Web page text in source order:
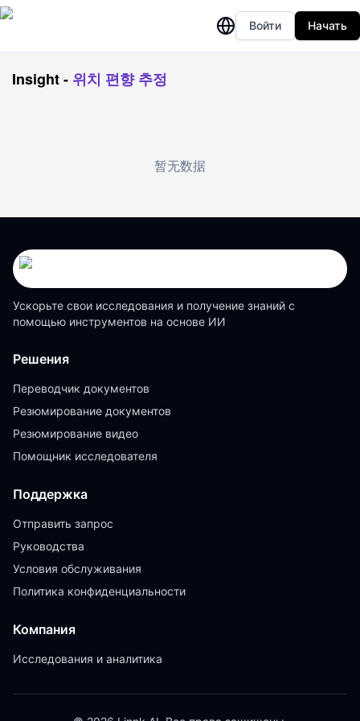
Войти Начать
Insight- 위치 편향 추정
暂无数据
Ускорьте свои исследования и получение знаний с
помощью инструментов на основе ИИ
Решения
Переводчик документов
Резюмирование документов
Резюмирование видео
Помощник исследователя
Поддержка
Отправить запрос
Руководства
Условия обслуживания
Политика конфиденциальности
Компания
Исследования и аналитика